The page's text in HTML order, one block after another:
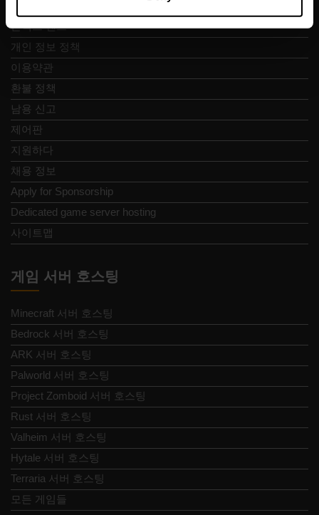
콘택트 렌즈
개인 정보 정책
이용약관
환불 정책
남용 신고
제어판
지원하다
채용 정보
Apply for Sponsorship
Dedicated game server hosting
사이트맵
게임 서버 호스팅
Minecraft 서버 호스팅
Bedrock 서버 호스팅
ARK 서버 호스팅
Palworld 서버 호스팅
Project Zomboid 서버 호스팅
Rust 서버 호스팅
Valheim 서버 호스팅
Hytale 서버 호스팅
Terraria 서버 호스팅
모든 게임들